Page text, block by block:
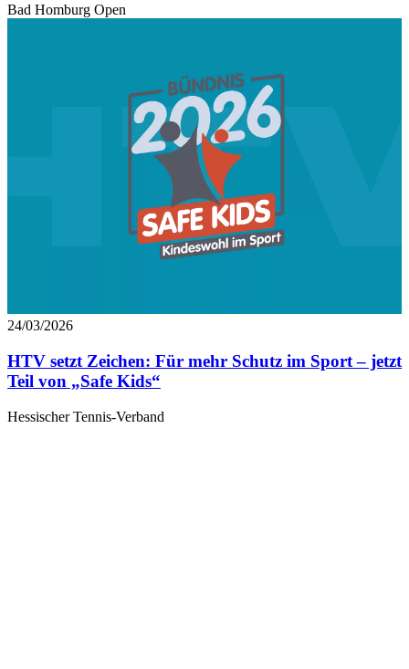
Bad Homburg Open
24/03/2026
HTV setzt Zeichen: Für mehr Schutz im Sport – jetzt
Teil von „Safe Kids“
Hessischer Tennis-Verband